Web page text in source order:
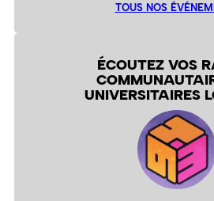
TOUS NOS
ÉCOUTEZ VOS
UNIVERSITAIRES